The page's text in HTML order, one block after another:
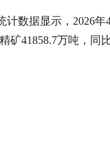
数据显示，2026
矿41858.7万吨，同